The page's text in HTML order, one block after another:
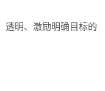
透明、激励明确目标的